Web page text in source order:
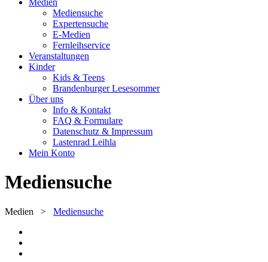
Medien
Mediensuche
Expertensuche
E-Medien
Fernleihservice
Veranstaltungen
Kinder
Kids & Teens
Brandenburger Lesesommer
Über uns
Info & Kontakt
FAQ & Formulare
Datenschutz & Impressum
Lastenrad Leihla
Mein Konto
Mediensuche
Medien > Mediensuche